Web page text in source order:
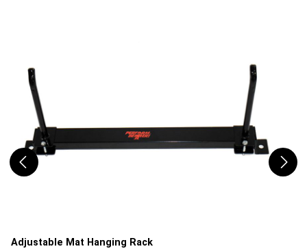
Adjustable Mat Hanging Rack